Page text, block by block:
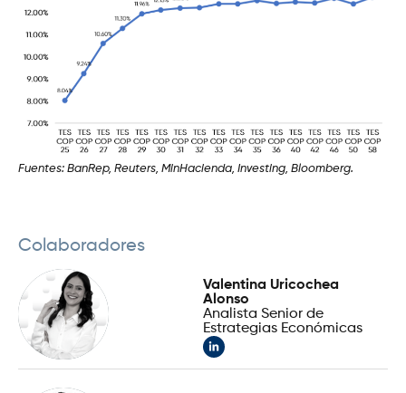
Fuentes: BanRep, Reuters, MinHacienda, Investing, Bloomberg.
Colaboradores
Valentina Uricochea
Alonso
Analista Senior de
Estrategias Económicas